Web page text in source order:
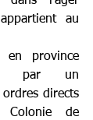
au
en province
par un
directs
de